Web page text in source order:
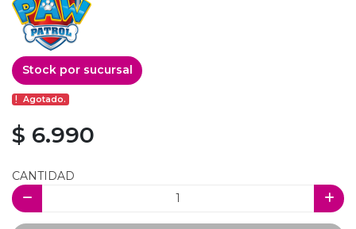
Stock por sucursal
Agotado.
$ 6.990
CANTIDAD